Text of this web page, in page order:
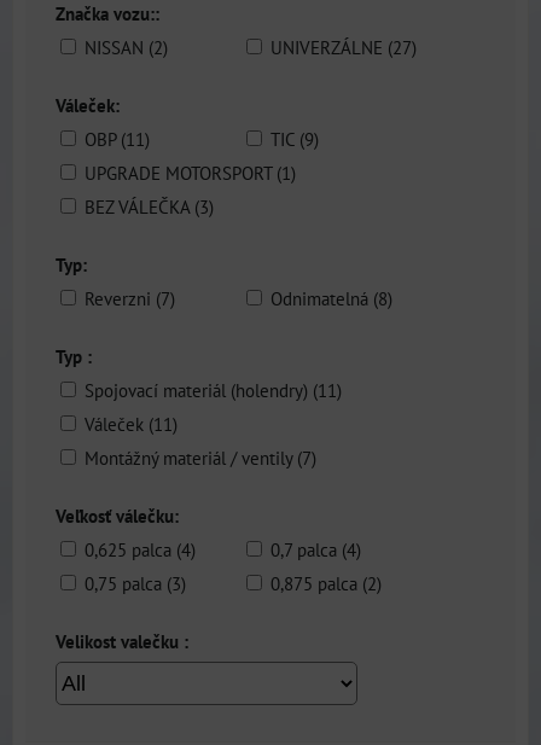
Značka vozu::
NISSAN (2)
UNIVERZÁLNE (27)
Váleček:
OBP (11)
TIC (9)
UPGRADE MOTORSPORT (1)
BEZ VÁLEČKA (3)
Typ:
Reverzni (7)
Odnimatelná (8)
Typ :
Spojovací materiál (holendry) (11)
Váleček (11)
Montážný materiál / ventily (7)
Veľkosť válečku:
0,625 palca (4)
0,7 palca (4)
0,75 palca (3)
0,875 palca (2)
Velikost valečku :